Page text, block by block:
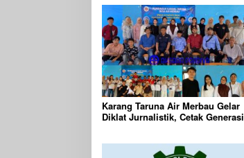
Karang Taruna Air Merbau Gelar
Diklat Jurnalistik, Cetak Generasi